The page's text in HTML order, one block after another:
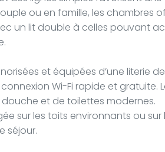
ou en famille, les chambres
un lit double à celles pouvant
et équipées d’une literie de
Wi-Fi rapide et gratuite.
et de toilettes modernes.
sur les toits environnants ou sur
séjour.